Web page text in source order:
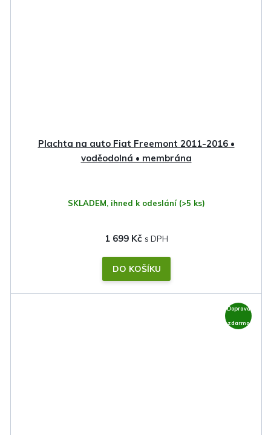
Plachta na auto Fiat Freemont 2011-2016 •
voděodolná • membrána
SKLADEM, ihned k odeslání (>5 ks)
1 699 Kč
DO KOŠÍKU
Doprava
zdarma